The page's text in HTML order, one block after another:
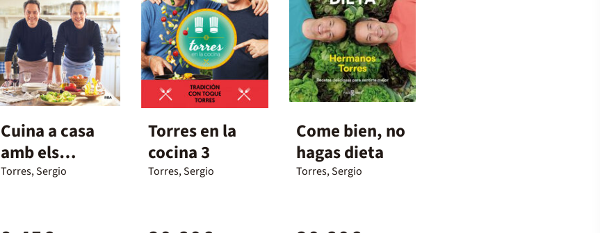
Cuina a casa
amb els
germans
Torres, Sergio
Torres en la
cocina 3
Torres, Sergio
Come bien, no
hagas dieta
Torres, Sergio